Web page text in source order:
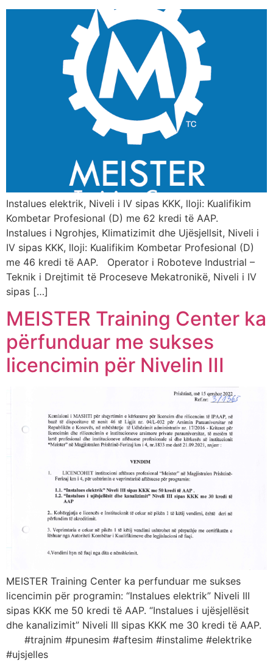
Instalues elektrik, Niveli i IV sipas KKK, lloji: Kualifikim
Kombetar Profesional (D) me 62 kredi të AAP.
Instalues i Ngrohjes, Klimatizimit dhe Ujësjellsit, Niveli i
IV sipas KKK, lloji: Kualifikim Kombetar Profesional (D)
me 46 kredi të AAP. Operator i Roboteve Industrial –
Teknik i Drejtimit të Proceseve Mekatronikë, Niveli i IV
sipas […]
MEISTER Training Center ka
përfunduar me sukses
licencimin për Nivelin III
MEISTER Training Center ka perfunduar me sukses
licencimin për programin: “Instalues elektrik” Niveli III
sipas KKK me 50 kredi të AAP. “Instalues i ujësjellësit
dhe kanalizimit” Niveli III sipas KKK me 30 kredi të AAP.
#trajnim #punesim #aftesim #instalime #elektrike
#ujsjelles